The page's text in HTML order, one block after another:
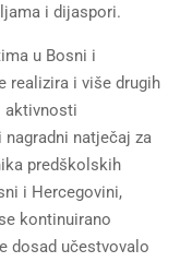
i dijaspori.
u Bosni i
realizira i više drugih
aktivnosti
natječaj za
predškolskih
i Hercegovini,
kontinuirano
dosad učestvovalo